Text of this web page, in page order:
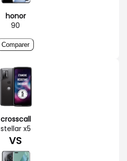
honor
90
Comparer
crosscall
stellar x5
VS